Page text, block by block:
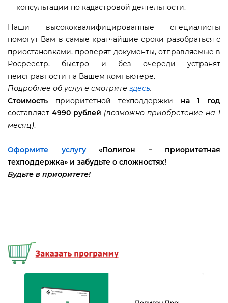
консультации по кадастровой деятельности.
Наши высококвалифицированные специалисты
помогут Вам в самые кратчайшие сроки разобраться с
приостановками, проверят документы, отправляемые
Росреестр, быстро и без очереди устранят
неисправности на Вашем компьютере.
Подробнее об услуге смотрите здесь.
Стоимость приоритетной техподдержки на 1 год
составляет 4990 рублей (возможно приобретение на 1
месяц).
Оформите услугу«Полигон – приоритетная
техподдержка» и забудьте о сложностях!
Будьте в приоритете!